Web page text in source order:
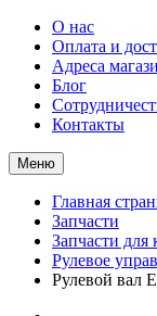
О нас
Оплата и
Адреса
Блог
Контакты
Меню
Главная
Запчасти
Запчасти для
Рулевое
Рулевой вал